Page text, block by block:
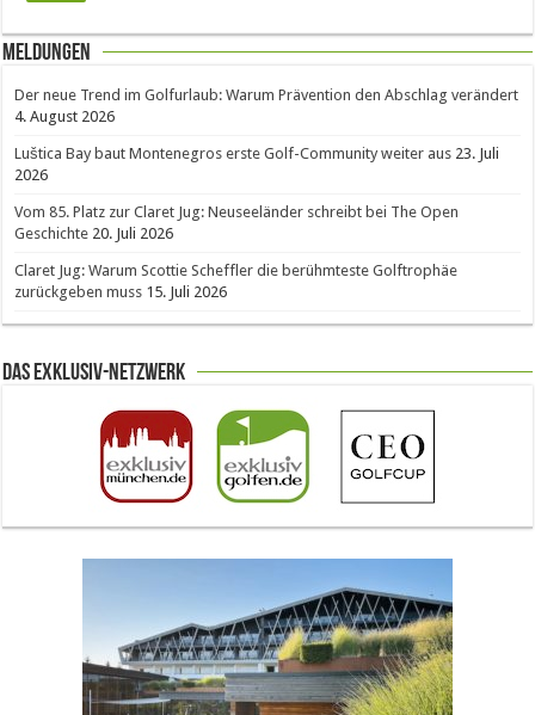
Meldungen
Der neue Trend im Golfurlaub: Warum Prävention den Abschlag verändert
4. August 2026
Luštica Bay baut Montenegros erste Golf-Community weiter aus 23. Juli
2026
Vom 85. Platz zur Claret Jug: Neuseeländer schreibt bei The Open
Geschichte 20. Juli 2026
Claret Jug: Warum Scottie Scheffler die berühmteste Golftrophäe
zurückgeben muss 15. Juli 2026
Das Exklusiv-Netzwerk